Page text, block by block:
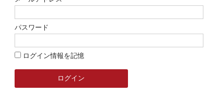
パスワード
ログイン情報を記憶